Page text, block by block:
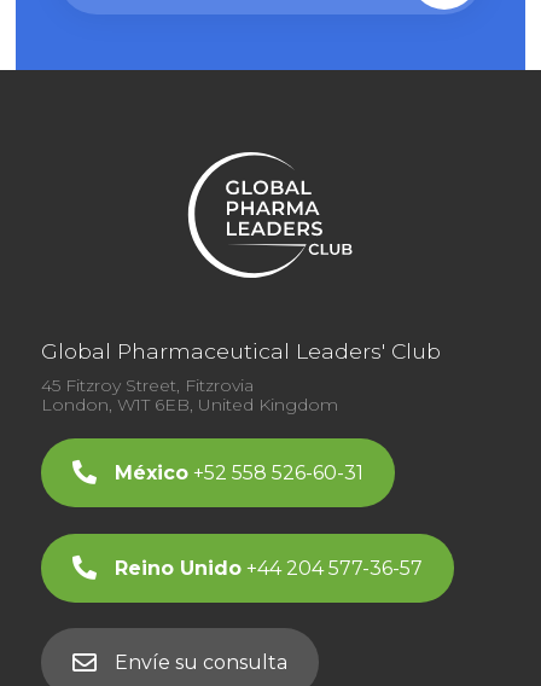
Global Pharmaceutical Leaders' Club
45 Fitzroy Street, Fitzrovia
London, W1T 6EB, United Kingdom
México +52 558 526-60-31
Reino Unido +44 204 577-36-57
Envíe su consulta